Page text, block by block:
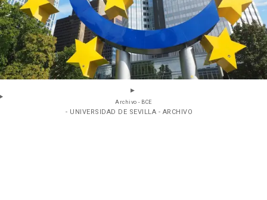
Archivo - BCE
- UNIVERSIDAD DE SEVILLA - ARCHIVO